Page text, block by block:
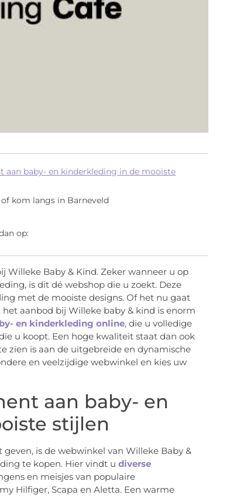
aan baby- en kinderkleding in de mooiste
kom langs in Barneveld
op:
Baby & Kind. Zeker wanneer u op
is dit dé webshop die u zoekt. Deze
met de mooiste designs. Of het nu gaat
aanbod bij Willeke baby & kind is enorm
en kinderkleding online, die u volledige
u koopt. Een hoge kwaliteit staat dan ook
zien is aan de uitgebreide en dynamische
en veelzijdige webwinkel en kies uw
aan baby- en
stijlen
is de webwinkel van Willeke Baby &
te kopen. Hier vindt u diverse
en meisjes van populaire
Hilfiger, Scapa en Aletta. Een warme